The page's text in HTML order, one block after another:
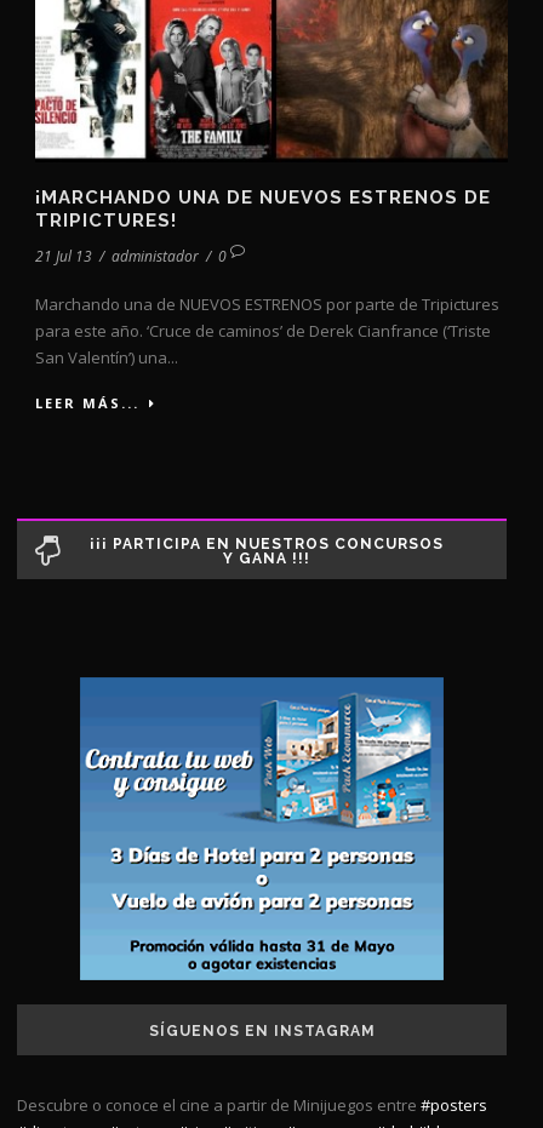
¡MARCHANDO UNA DE NUEVOS ESTRENOS DE
TRIPICTURES!
21 Jul 13 / administador / 0
Marchando una de NUEVOS ESTRENOS por parte de Tripictures
para este año. ‘Cruce de caminos’ de Derek Cianfrance (‘Triste
San Valentín’) una...
LEER MÁS...
¡¡¡ PARTICIPA EN NUESTROS CONCURSOS
Y GANA !!!
SÍGUENOS EN INSTAGRAM
Descubre o conoce el cine a partir de Minijuegos entre #posters